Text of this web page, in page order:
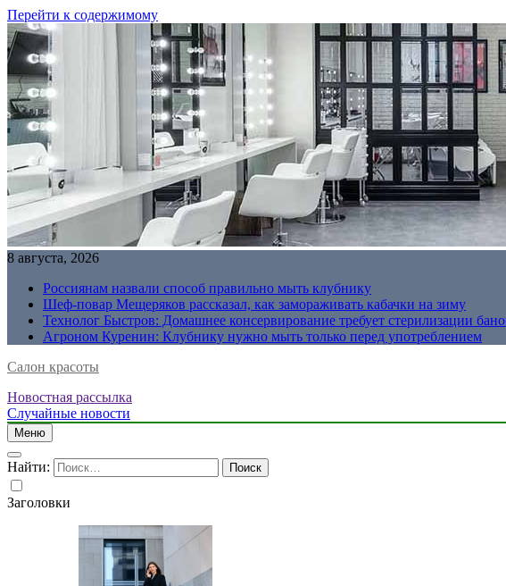
Перейти к содержимому
8 августа, 2026
Россиянам назвали способ правильно мыть клубнику
Шеф-повар Мещеряков рассказал, как замораживать кабачки на зиму
Технолог Быстров: Домашнее консервирование требует стерилизации
Агроном Куренин: Клубнику нужно мыть только перед употреблением
Салон красоты
Новостная рассылка
Случайные новости
Меню
Найти:
Заголовки